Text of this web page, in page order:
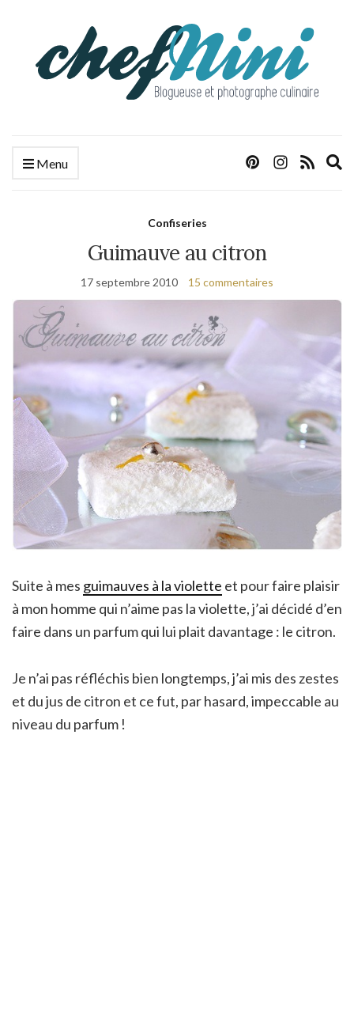
Menu
Confiseries
Guimauve au citron
17 septembre 2010 15 commentaires
Suite à mes guimauves à la violette et pour faire plaisir
à mon homme qui n’aime pas la violette, j’ai décidé d’en
faire dans un parfum qui lui plait davantage : le citron.
Je n’ai pas réfléchis bien longtemps, j’ai mis des zestes
et du jus de citron et ce fut, par hasard, impeccable au
niveau du parfum !